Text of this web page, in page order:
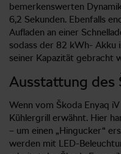
bemerkenswerten
6,2 Sekunden. Ebenfalls
Aufladen an einer
sodass der 82 kWh- Akku
seiner Kapazität gebracht
Ausstattung des
Wenn vom Škoda Enyaq
Kühlergrill erwähnt. Hier
– um einen „Hingucker“
werden mit LED-